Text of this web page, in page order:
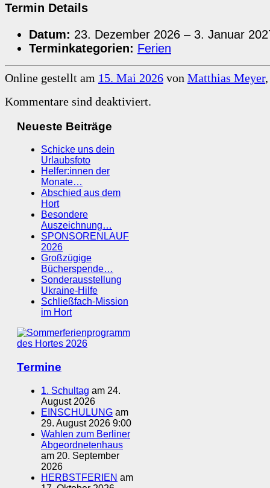
Termin Details
Datum: 23. Dezember 2026 – 3. Januar
Terminkategorien: Ferien
Online gestellt am 15. Mai 2026 von Matthias Meyer
Kommentare sind deaktiviert.
Neueste Beiträge
Schicke uns dein
Urlaubsfoto
Helfer:innen der
Monate…
Abschied aus dem
Hort
Besondere
Auszeichnung…
SPONSORENLAUF
2026
Großzügige
Bücherspende…
Sonderausstellung
Ukraine-Hilfe
Schließfach-Mission
im Hort
Termine
1. Schultag am 24.
August 2026
EINSCHULUNG am
29. August 2026 9:00
Wahlen zum Berliner
Abgeordnetenhaus
am 20. September
2026
HERBSTFERIEN am